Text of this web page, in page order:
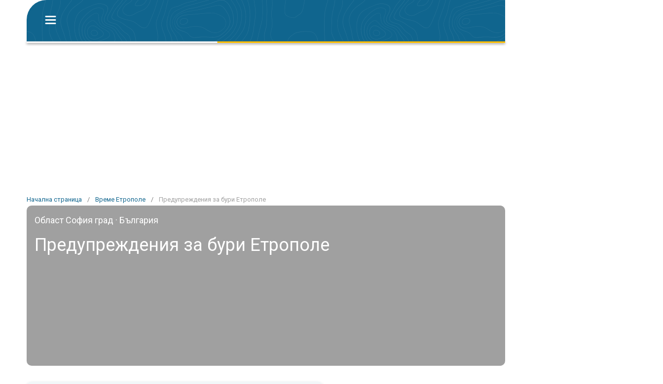
Начална страница / Време Етрополе / Предупреждения за бури Етрополе
Област София град · България
Предупреждения за бури Етрополе